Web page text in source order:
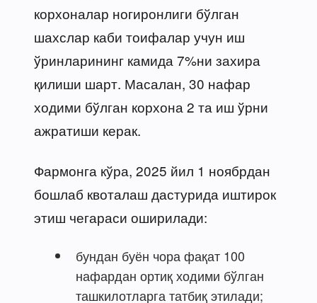
корхоналар ногиронлиги бўлган
шахслар каби тоифалар учун иш
ўринларининг камида 7%ни захира
қилиши шарт. Масалан, 30 нафар
ходими бўлган корхона 2 та иш ўрни
ажратиши керак.
Фармонга кўра, 2025 йил 1 ноябрдан
бошлаб квоталаш дастурида иштирок
этиш чегараси оширилади:
бундан буён чора фақат 100
нафардан ортиқ ходими бўлган
ташкилотларга татбиқ этилади;